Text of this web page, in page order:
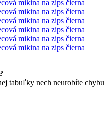
tabuľky nech neurobíte chybu